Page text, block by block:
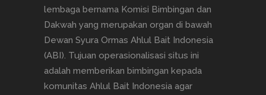
lembaga bernama Komisi Bimbingan dan
Dakwah yang merupakan organ di bawah
Dewan Syura Ormas Ahlul Bait Indonesia
(ABI). Tujuan operasionalisasi situs ini
adalah memberikan bimbingan kepada
komunitas Ahlul Bait Indonesia agar